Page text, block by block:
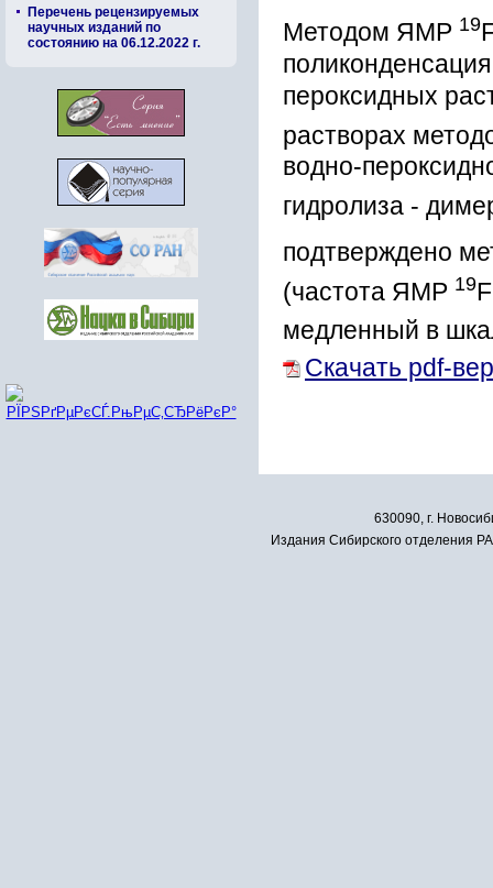
Перечень рецензируемых
научных изданий по
состоянию на 06.12.2022 г.
Методом ЯМР 19
пероксидных
растворах
водно-
гидролиза -
подтверждено
(частота ЯМР 19
медленный в
Скачать pdf-
630090, г.
Издания Сибирского отделения